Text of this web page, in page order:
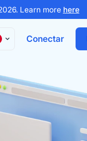
Learn more here
Conectar